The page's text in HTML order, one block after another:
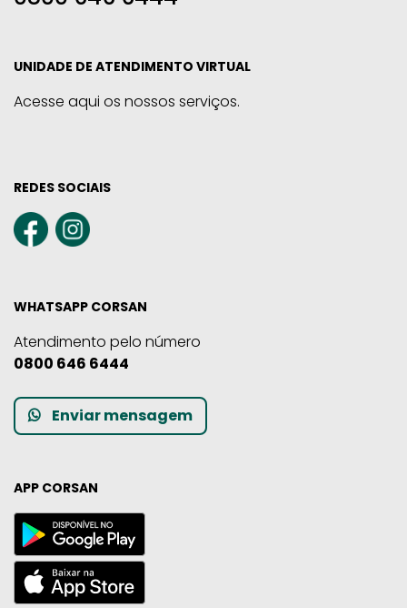
UNIDADE DE ATENDIMENTO VIRTUAL
Acesse aqui os nossos serviços.
REDES SOCIAIS
WHATSAPP CORSAN
Atendimento pelo número
0800 646 6444
Enviar mensagem
APP CORSAN